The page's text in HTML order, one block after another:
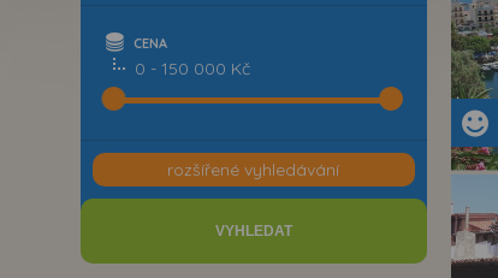
CENA
0 - 150 000 Kč
rozšířené vyhledávání